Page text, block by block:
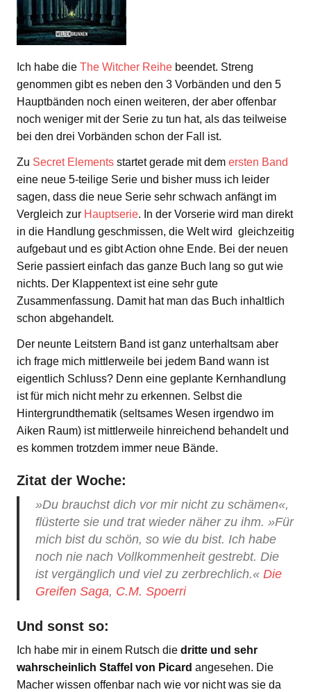
Ich habe die The Witcher Reihe beendet. Streng
genommen gibt es neben den 3 Vorbänden und den 5
Hauptbänden noch einen weiteren, der aber offenbar
noch weniger mit der Serie zu tun hat, als das teilweise
bei den drei Vorbänden schon der Fall ist.
Zu Secret Elements startet gerade mit dem ersten Band
eine neue 5-teilige Serie und bisher muss ich leider
sagen, dass die neue Serie sehr schwach anfängt im
Vergleich zur Hauptserie. In der Vorserie wird man direkt
in die Handlung geschmissen, die Welt wird gleichzeitig
aufgebaut und es gibt Action ohne Ende. Bei der neuen
Serie passiert einfach das ganze Buch lang so gut wie
nichts. Der Klappentext ist eine sehr gute
Zusammenfassung. Damit hat man das Buch inhaltlich
schon abgehandelt.
Der neunte Leitstern Band ist ganz unterhaltsam aber
ich frage mich mittlerweile bei jedem Band wann ist
eigentlich Schluss? Denn eine geplante Kernhandlung
ist für mich nicht mehr zu erkennen. Selbst die
Hintergrundthematik (seltsames Wesen irgendwo im
Aiken Raum) ist mittlerweile hinreichend behandelt und
es kommen trotzdem immer neue Bände.
Zitat der Woche:
»Du brauchst dich vor mir nicht zu schämen«,
flüsterte sie und trat wieder näher zu ihm. »Für
mich bist du schön, so wie du bist. Ich habe
noch nie nach Vollkommenheit gestrebt. Die
ist vergänglich und viel zu zerbrechlich.« Die
Greifen Saga, C.M. Spoerri
Und sonst so:
Ich habe mir in einem Rutsch die dritte und sehr
wahrscheinlich Staffel von Picard angesehen. Die
Macher wissen offenbar nach wie vor nicht was sie da